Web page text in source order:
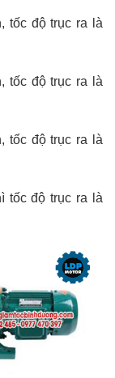
tốc độ trục ra là
tốc độ trục ra là
tốc độ trục ra là
tốc độ trục ra là